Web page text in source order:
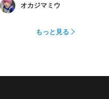
オカジマミウ
もっと見る